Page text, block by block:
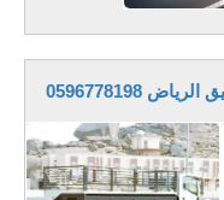
0596778198